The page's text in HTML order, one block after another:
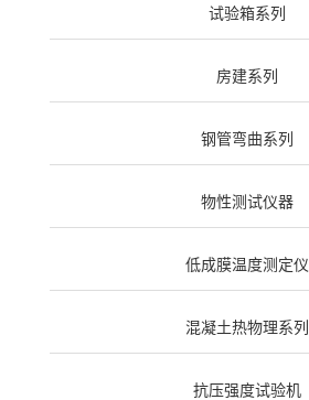
试验箱系列
房建系列
钢管弯曲系列
物性测试仪器
低成膜温度测定仪
混凝土热物理系列
抗压强度试验机